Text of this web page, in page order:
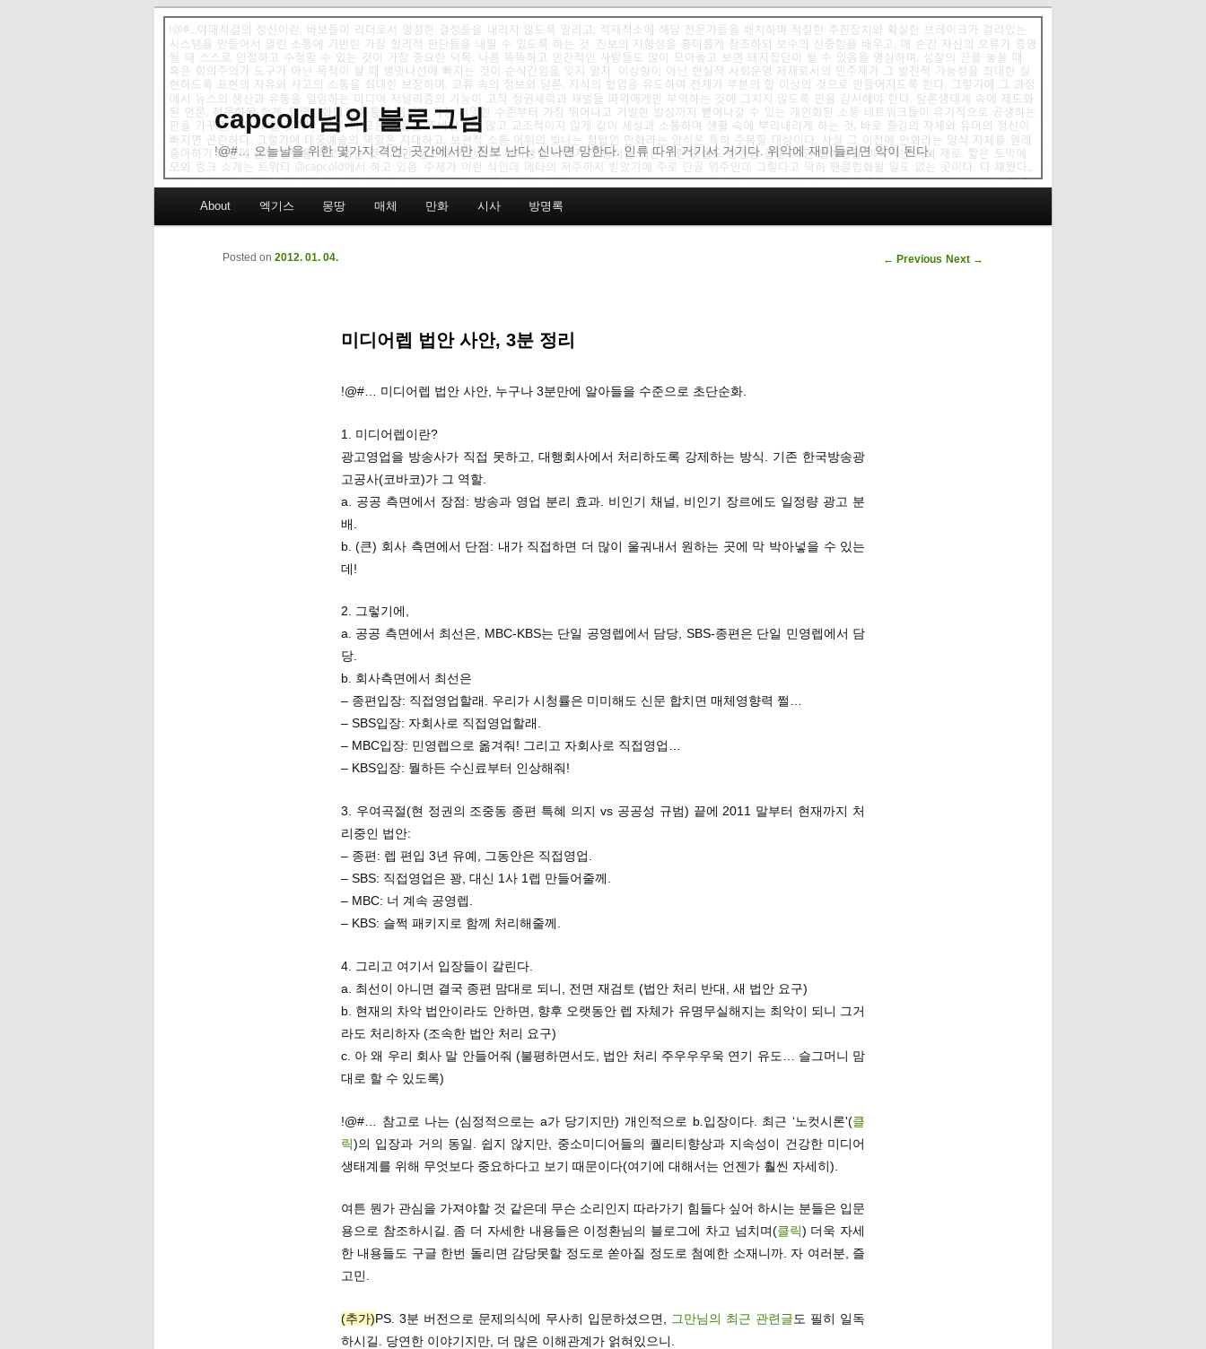
capcold님의 블로그님
!@#… 오늘날을 위한 몇가지 격언: 곳간에서만 진보 난다. 신나면 망한다. 인류 따위 거기서 거기다. 위악에 재미들리면 악이 된다.
Skip to primary content
Skip to secondary content
About 엑기스 몽땅 매체 만화 시사 방명록
Post navigation
← Previous Next →
미디어렙 법안 사안, 3분 정리
Posted on 2012. 01. 04.
!@#… 미디어렙 법안 사안, 누구나 3분만에 알아들을 수준으로 초단순화.
1. 미디어렙이란?
광고영업을 방송사가 직접 못하고, 대행회사에서 처리하도록 강제하는 방식. 기존 한국방송광
고공사(코바코)가 그 역할.
a. 공공 측면에서 장점: 방송과 영업 분리 효과. 비인기 채널, 비인기 장르에도 일정량 광고 분
배.
b. (큰) 회사 측면에서 단점: 내가 직접하면 더 많이 울궈내서 원하는 곳에 막 박아넣을 수 있는
데!
2. 그렇기에,
a. 공공 측면에서 최선은, MBC-KBS는 단일 공영렙에서 담당, SBS-종편은 단일 민영렙에서 담
당.
b. 회사측면에서 최선은
– 종편입장: 직접영업할래. 우리가 시청률은 미미해도 신문 합치면 매체영향력 쩔…
– SBS입장: 자회사로 직접영업할래.
– MBC입장: 민영렙으로 옮겨줘! 그리고 자회사로 직접영업…
– KBS입장: 뭘하든 수신료부터 인상해줘!
3. 우여곡절(현 정권의 조중동 종편 특혜 의지 vs 공공성 규범) 끝에 2011 말부터 현재까지 처
리중인 법안:
– 종편: 렙 편입 3년 유예, 그동안은 직접영업.
– SBS: 직접영업은 꽝, 대신 1사 1렙 만들어줄께.
– MBC: 너 계속 공영렙.
– KBS: 슬쩍 패키지로 함께 처리해줄께.
4. 그리고 여기서 입장들이 갈린다.
a. 최선이 아니면 결국 종편 맘대로 되니, 전면 재검토 (법안 처리 반대, 새 법안 요구)
b. 현재의 차악 법안이라도 안하면, 향후 오랫동안 렙 자체가 유명무실해지는 최악이 되니 그거
라도 처리하자 (조속한 법안 처리 요구)
c. 아 왜 우리 회사 말 안들어줘 (불평하면서도, 법안 처리 주우우우욱 연기 유도… 슬그머니 맘
대로 할 수 있도록)
!@#… 참고로 나는 (심정적으로는 a가 당기지만) 개인적으로 b.입장이다. 최근 ‘노컷시론'(클
릭)의 입장과 거의 동일. 쉽지 않지만, 중소미디어들의 퀄리티향상과 지속성이 건강한 미디어
생태계를 위해 무엇보다 중요하다고 보기 때문이다(여기에 대해서는 언젠가 훨씬 자세히).
여튼 뭔가 관심을 가져야할 것 같은데 무슨 소리인지 따라가기 힘들다 싶어 하시는 분들은 입문
용으로 참조하시길. 좀 더 자세한 내용들은 이정환님의 블로그에 차고 넘치며(클릭) 더욱 자세
한 내용들도 구글 한번 돌리면 감당못할 정도로 쏟아질 정도로 첨예한 소재니까. 자 여러분, 즐
고민.
(추가)PS. 3분 버전으로 문제의식에 무사히 입문하셨으면, 그만님의 최근 관련글도 필히 일독
하시길. 당연한 이야기지만, 더 많은 이해관계가 얽혀있으니.